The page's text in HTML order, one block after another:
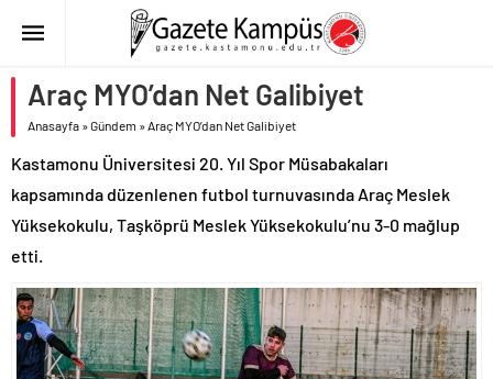
Araç MYO’dan Net Galibiyet
Anasayfa »Gündem »Araç MYO’dan Net Galibiyet
Kastamonu Üniversitesi 20. Yıl Spor Müsabakaları
kapsamında düzenlenen futbol turnuvasında Araç Meslek
Yüksekokulu, Taşköprü Meslek Yüksekokulu’nu 3-0 mağlup
etti.